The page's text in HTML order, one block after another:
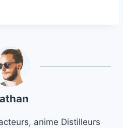
anime Distilleurs